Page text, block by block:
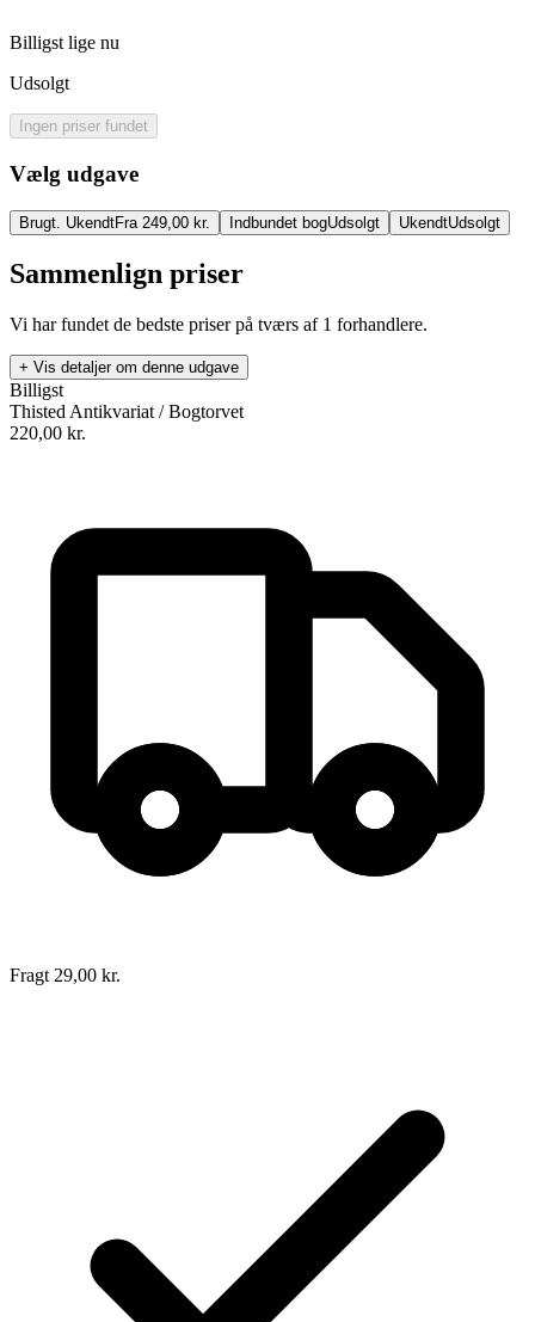
Billigst lige nu
Udsolgt
Ingen priser fundet
Vælg udgave
Brugt. UkendtFra 249,00 kr. Indbundet bogUdsolgt UkendtUdsolgt
Sammenlign priser
Vi har fundet de bedste priser på tværs af 1 forhandlere.
+ Vis detaljer om denne udgave
Julemysteriet
9788714194901
Forlag:
Høst & Søn
1. januar 1970
Billigst
Thisted Antikvariat / Bogtorvet
220,00 kr.
Fragt 29,00 kr.